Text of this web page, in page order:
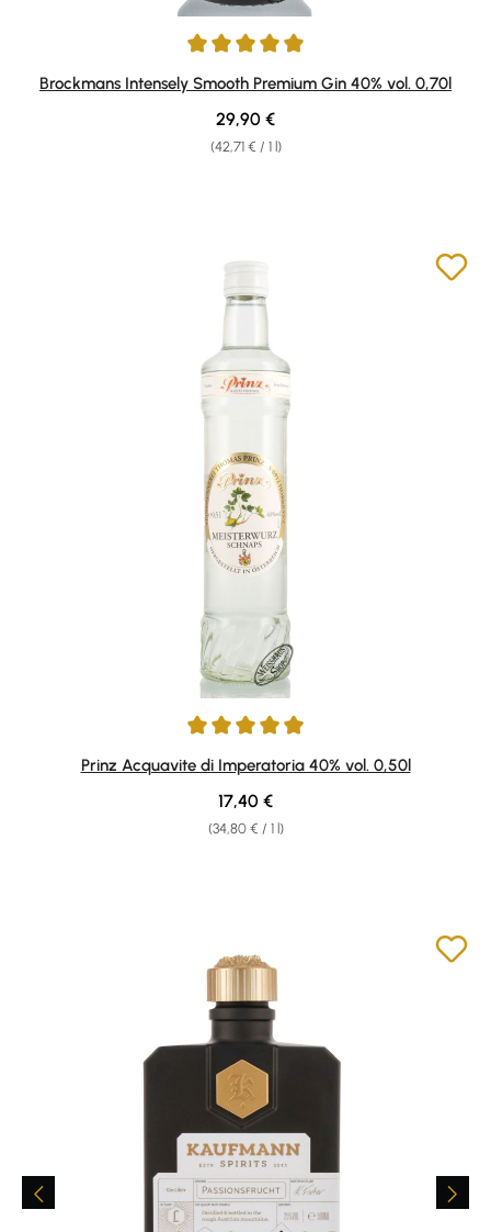
Average rating of 4.91 out of 5 stars
Brockmans Intensely Smooth Premium Gin 40% vol. 0,70l
(42,71 € / 1 l)
Regular price:
29,90 €
Average rating of 4.94 out of 5 stars
Prinz Acquavite di Imperatoria 40% vol. 0,50l
(34,80 € / 1 l)
Regular price:
17,40 €